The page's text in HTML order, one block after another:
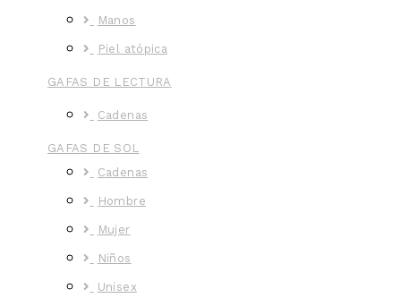
Manos
Piel atópica
GAFAS DE LECTURA
Cadenas
GAFAS DE SOL
Cadenas
Hombre
Mujer
Niños
Unisex